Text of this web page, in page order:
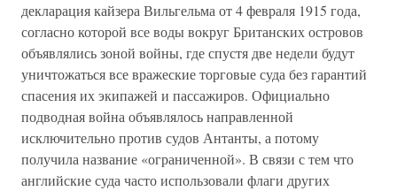
декларация кайзера Вильгельма от 4 февраля 1915 года,
согласно которой все воды вокруг Британских островов
объявлялись зоной войны, где спустя две недели будут
уничтожаться все вражеские торговые суда без гарантий
спасения их экипажей и пассажиров. Официально
подводная война объявлялось направленной
исключительно против судов Антанты, а потому
получила название «ограниченной». В связи с тем что
английские суда часто использовали флаги других